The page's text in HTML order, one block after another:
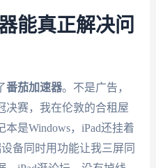
能真正解决问
番茄加速器。不是广告，
决赛，我在伦敦的合租屋
是Windows，iPad还挂着
备同时用功能让我三屏同